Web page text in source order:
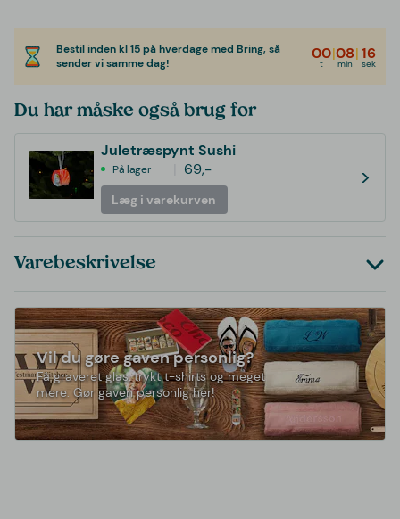
Bestil inden kl 15 på hverdage med Bring, så
sender vi samme dag!
00
t
|08
min
| 16
sek
Du har måske også brug for
Juletræspynt Sushi
På lager 69,-
Læg i varekurven
>
Varebeskrivelse
Vil du gøre gaven personlig?
Få graveret glas, trykt t-shirts og meget
mere. Gør gaven personlig her!